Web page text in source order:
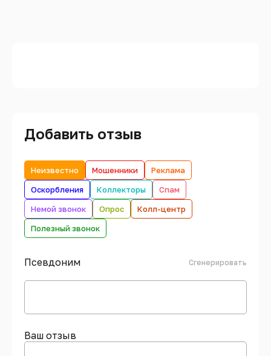
Добавить отзыв
Неизвестно Мошенники
Реклама
Оскорбления
Коллекторы
Спам
Немой звонок
Опрос
Колл-центр
Полезный звонок
Псевдоним Сгенерировать
Ваш отзыв